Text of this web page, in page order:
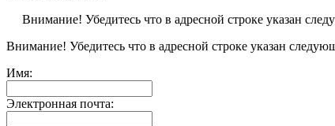
Внимание! Убедитесь что в адресной строке указан
Внимание! Убедитесь что в адресной строке указан
Имя:
Электронная почта: